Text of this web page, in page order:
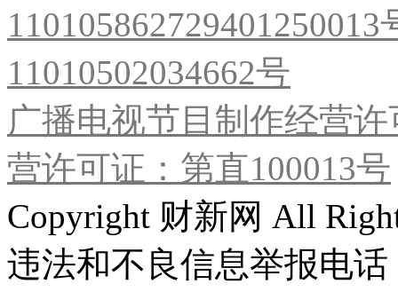
11010502034662号
广播电视节目制作经营
营许可证：第直100013号
Copyright 财新网 All
违法和不良信息举报电